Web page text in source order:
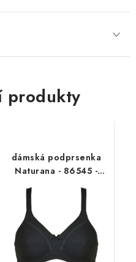
produkty
dámská podprsenka
Naturana - 86545 -